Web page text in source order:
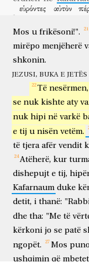
εὑρόντες αὐτὸν
ὧδε γέγονας?
ἀμὴν,
me të vërtetë
patë shenja por se
ἐργάζεσθε
punoni
μὴ
mos
τὴν
τὴν
atë
μένουσαν
që mbetet
εἰς
për
Ἀνθρώπου
i Njeriut
ὑμῖν
juve do të
Θεός.
Perëndia
εἶπον
thanë
ἐργαζώμεθα
të punojmë
καὶ
dhe
εἶπεν
tha
αὐτοῖς,
atyre kjo
πιστεύητε
të besoni
εἰς
në
ὃν
të cilin
τί οὖν
pra
ποιεῖς
bën
σὺ
τί
çfarë
ἐργάζῃ?
punon
οἱ
tridhjetë stade,
ardhur
Mos u frikësoni!".
mirëpo menjëherë
shkonin.
JEZUSI, BUKA E JETËS
Të nesërmen,
se nuk kishte aty
nuk hipi në varkë
e tij u nisën vetëm.
të tjera afër vendit
Atëherë, kur
dishepujt e tij,
Kafarnaum duke
detit, i thanë:
dhe tha: "Me të
kërkoni jo se patë
ngopët.
Mos
ushqimin që mbetet